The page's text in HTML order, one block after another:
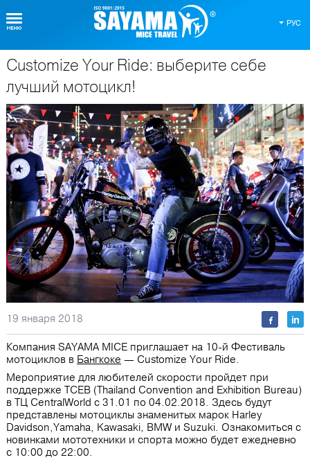
РУС
О Таиланде
Customize Your Ride: выберите себе
лучший мотоцикл!
19 января 2018
Компания SAYAMA MICE приглашает на 10-й Фестиваль
мотоциклов в Бангкоке — Customize Your Ride.
Мероприятие для любителей скорости пройдет при
поддержке TCEB (Thailand Convention and Exhibition Bureau)
в ТЦ СentralWorld с 31.01 по 04.02.2018. Здесь будут
представлены мотоциклы знаменитых марок Harley
Davidson,Yamaha, Kawasaki, BMW и Suzuki. Ознакомиться с
новинками мототехники и спорта можно будет ежедневно
с 10:00 до 22:00.